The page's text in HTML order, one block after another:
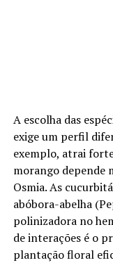
A escolha das
exige um perfil
exemplo, atrai
morango depende
Osmia. As
abóbora-abelha
polinizadora no
de interações é o
plantação floral